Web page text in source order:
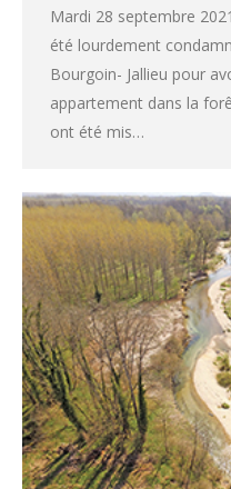
Mardi 28 septembre
été lourdement
Bourgoin- Jallieu pour
appartement dans la
ont été mis…